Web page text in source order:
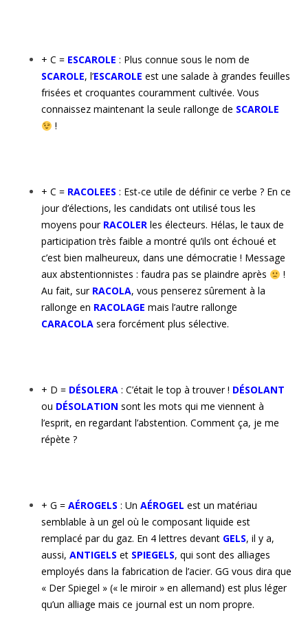
+ C = ESCAROLE : Plus connue sous le nom de
SCAROLE, l’ESCAROLE est une salade à grandes feuilles
frisées et croquantes couramment cultivée. Vous
connaissez maintenant la seule rallonge de SCAROLE
!
+ C = RACOLEES : Est-ce utile de définir ce verbe ? En ce
jour d’élections, les candidats ont utilisé tous les
moyens pour RACOLER les électeurs. Hélas, le taux de
participation très faible a montré qu’ils ont échoué et
c’est bien malheureux, dans une démocratie ! Message
aux abstentionnistes : faudra pas se plaindre après
!
Au fait, sur RACOLA, vous penserez sûrement à la
rallonge en RACOLAGE mais l’autre rallonge
CARACOLA sera forcément plus sélective.
+ D = DÉSOLERA : C’était le top à trouver ! DÉSOLANT
ou DÉSOLATION sont les mots qui me viennent à
l’esprit, en regardant l’abstention. Comment ça, je me
répète ?
+ G = AÉROGELS : Un AÉROGEL est un matériau
semblable à un gel où le composant liquide est
remplacé par du gaz. En 4 lettres devant GELS, il y a,
aussi, ANTIGELS et SPIEGELS, qui sont des alliages
employés dans la fabrication de l’acier. GG vous dira que
« Der Spiegel » (« le miroir » en allemand) est plus léger
qu’un alliage mais ce journal est un nom propre.